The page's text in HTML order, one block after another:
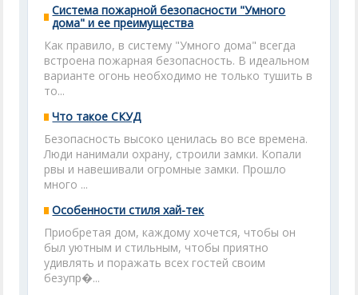
Система пожарной безопасности "Умного
дома" и ее преимущества
Как правило, в систему "Умного дома" всегда
встроена пожарная безопасность. В идеальном
варианте огонь необходимо не только тушить в
то...
Что такое СКУД
Безопасность высоко ценилась во все времена.
Люди нанимали охрану, строили замки. Копали
рвы и навешивали огромные замки. Прошло
много ...
Особенности стиля хай-тек
Приобретая дом, каждому хочется, чтобы он
был уютным и стильным, чтобы приятно
удивлять и поражать всех гостей своим
безупр�...